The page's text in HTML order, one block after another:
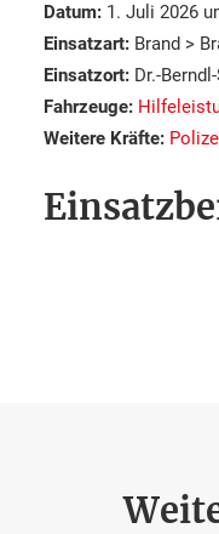
Datum: 1. Juli 2026
Einsatzart: Brand >
Einsatzort: Dr.-
Fahrzeuge:
Weitere Kräfte: